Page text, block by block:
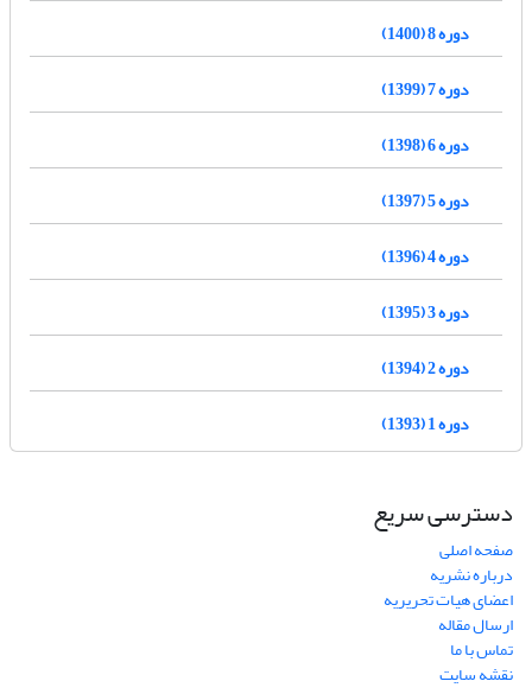
دوره 8 (1400)
دوره 7 (1399)
دوره 6 (1398)
دوره 5 (1397)
دوره 4 (1396)
دوره 3 (1395)
دوره 2 (1394)
دوره 1 (1393)
دسترسی سریع
صفحه اصلی
درباره نشریه
اعضای هیات تحریریه
ارسال مقاله
تماس با ما
نقشه سایت